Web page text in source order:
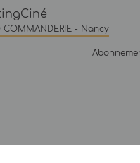
COMMANDERIE - Nancy